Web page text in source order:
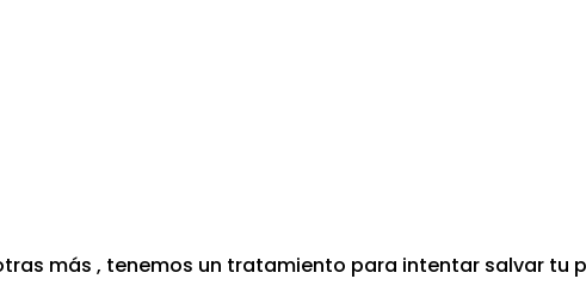
más , tenemos un tratamiento para intentar salvar tu